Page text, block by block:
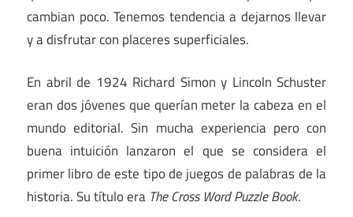
cambian poco. Tenemos tendencia a dejarnos llevar
y a disfrutar con placeres superficiales.
En abril de 1924 Richard Simon y Lincoln Schuster
eran dos jóvenes que querían meter la cabeza en el
mundo editorial. Sin mucha experiencia pero con
buena intuición lanzaron el que se considera el
primer libro de este tipo de juegos de palabras de la
historia. Su título era The Cross Word Puzzle Book.